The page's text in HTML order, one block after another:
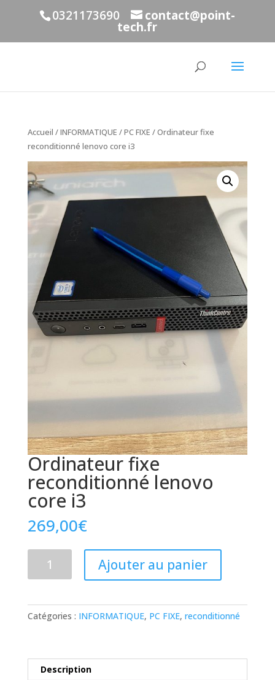
0321173690 contact@point-
tech.fr
Accueil /INFORMATIQUE /PC FIXE / Ordinateur fixe
reconditionné lenovo core i3
Ordinateur fixe
reconditionné lenovo
core i3
269,00€
reconditionné
Ajouter au panier
Catégories : INFORMATIQUE, PC FIXE, reconditionné
Description